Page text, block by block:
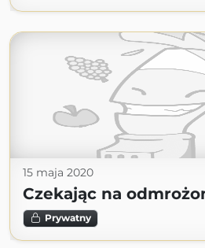
15 maja 2020
Czekając na
Prywatny